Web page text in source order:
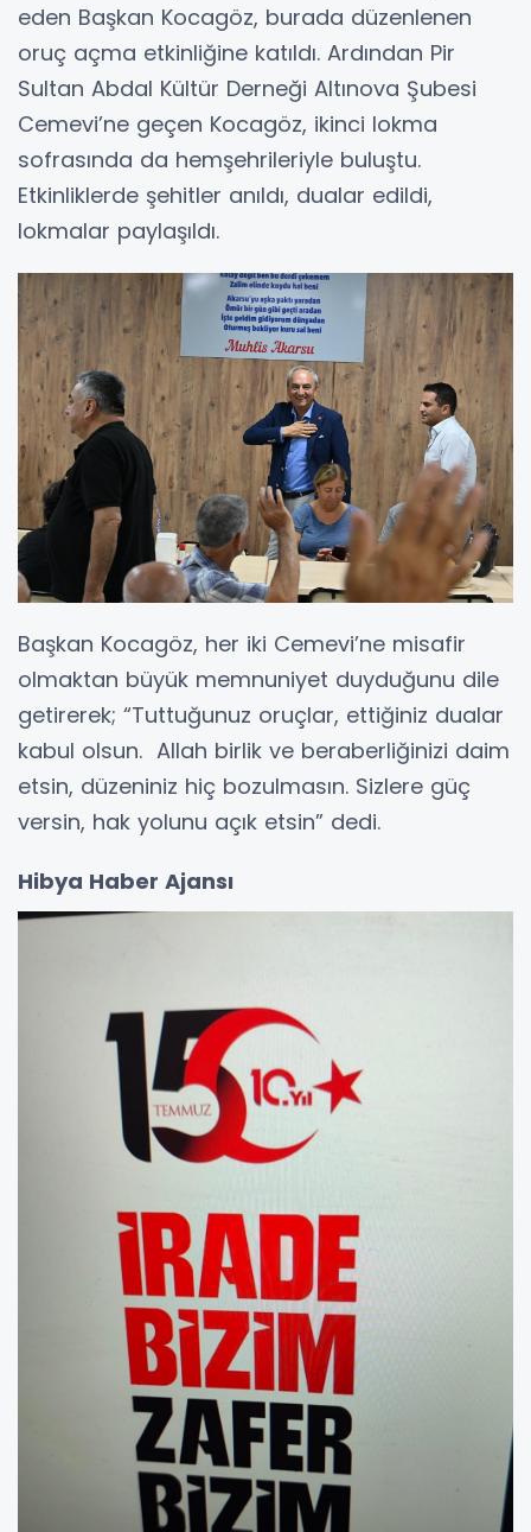
eden Başkan Kocagöz, burada düzenlenen
oruç açma etkinliğine katıldı. Ardından Pir
Sultan Abdal Kültür Derneği Altınova Şubesi
Cemevi’ne geçen Kocagöz, ikinci lokma
sofrasında da hemşehrileriyle buluştu.
Etkinliklerde şehitler anıldı, dualar edildi,
lokmalar paylaşıldı.
Başkan Kocagöz, her iki Cemevi’ne misafir
olmaktan büyük memnuniyet duyduğunu dile
getirerek; “Tuttuğunuz oruçlar, ettiğiniz dualar
kabul olsun. Allah birlik ve beraberliğinizi daim
etsin, düzeniniz hiç bozulmasın. Sizlere güç
versin, hak yolunu açık etsin” dedi.
Hibya Haber Ajansı